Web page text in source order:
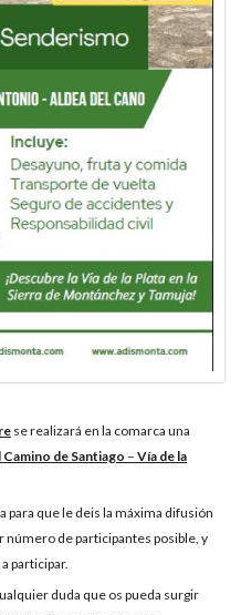
se realizará en la comarca una
Camino de Santiago – Vía de la
para que le deis la máxima difusión
número de participantes posible, y
participar.
duda que os pueda surgir